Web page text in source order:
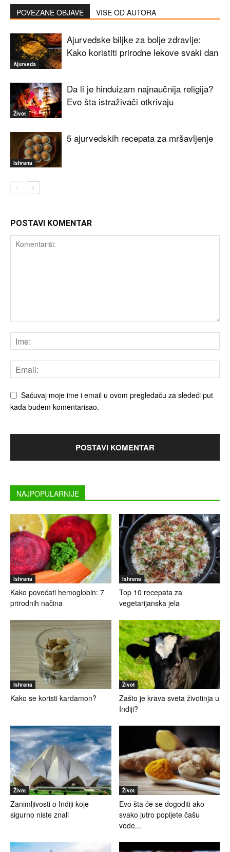
POVEZANE OBJAVE VIŠE OD AUTORA
Ajurveda
Ajurvedske biljke za bolje zdravlje:
Kako koristiti prirodne lekove svaki dan
Život
Da li je hinduizam najnaučnija religija?
Evo šta istraživači otkrivaju
Ishrana
5 ajurvedskih recepata za mršavljenje
POSTAVI KOMENTAR
Sačuvaj moje ime i email u ovom pregledaču za sledeći put
kada budem komentarisao.
NAJPOPULARNIJE
Ishrana
Kako povećati hemoglobin: 7
prirodnih načina
Ishrana
Top 10 recepata za
vegetarijanska jela
Ishrana
Kako se koristi kardamon?
Život
Zašto je krava sveta životinja u
Indiji?
Život
Zanimljivosti o Indiji koje
sigurno niste znali
Život
Evo šta će se dogoditi ako
svako jutro popijete čašu
vode...